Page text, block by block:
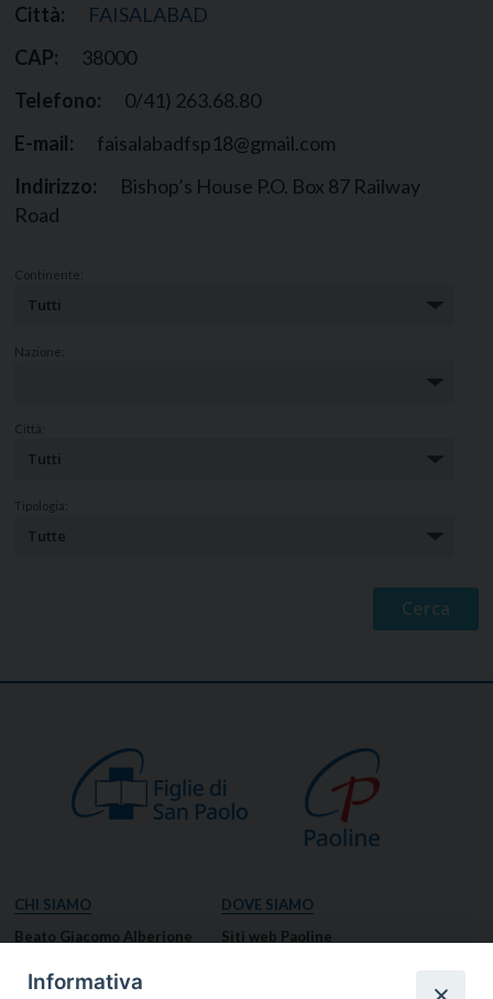
Città:
FAISALABAD
CAP:
38000
Telefono:
0/41) 263.68.80
E-mail:
faisalabadfsp18@gmail.com
Indirizzo:
Bishop’s House P.O. Box 87 Railway
Road
Continente:
Nazione:
Città:
Tipologia:
CHI SIAMO
Beato Giacomo Alberione
DOVE SIAMO
Siti web Paoline
Informativa